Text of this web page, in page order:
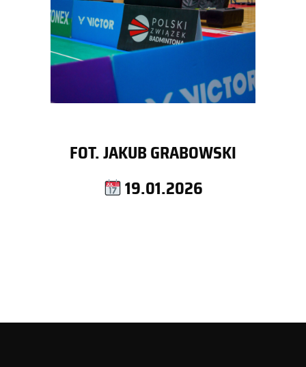
FOT. JAKUB GRABOWSKI
19.01.2026